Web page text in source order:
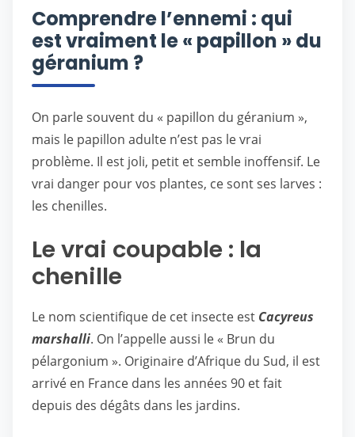
Comprendre l’ennemi : qui
est vraiment le « papillon » du
géranium ?
On parle souvent du « papillon du géranium »,
mais le papillon adulte n’est pas le vrai
problème. Il est joli, petit et semble inoffensif. Le
vrai danger pour vos plantes, ce sont ses larves :
les chenilles.
Le vrai coupable : la
chenille
Le nom scientifique de cet insecte est Cacyreus
marshalli. On l’appelle aussi le « Brun du
pélargonium ». Originaire d’Afrique du Sud, il est
arrivé en France dans les années 90 et fait
depuis des dégâts dans les jardins.